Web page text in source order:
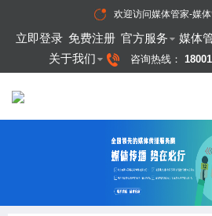
欢迎访问媒体管家-媒
立即登录 免费注册 官方服务 媒体
关于我们
咨询热线：